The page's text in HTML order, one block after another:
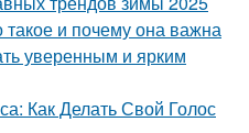
и почему она важна
уверенным и ярким
Как Делать Свой Голос